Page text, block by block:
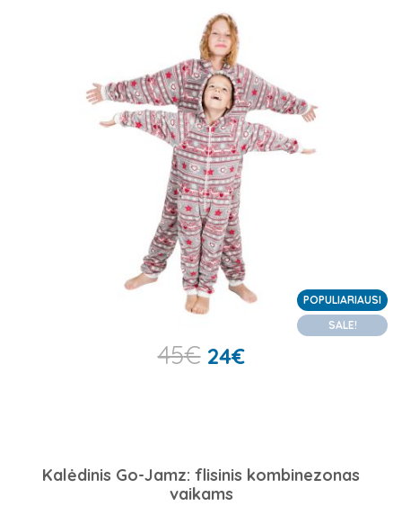
POPULIARIAUSI
SALE!
45€ 24€
Kalėdinis Go-Jamz: flisinis kombinezonas
vaikams